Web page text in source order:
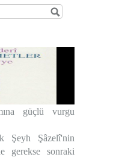
güçlü vurgu
Şeyh Şâzelî'nin
gerekse sonraki